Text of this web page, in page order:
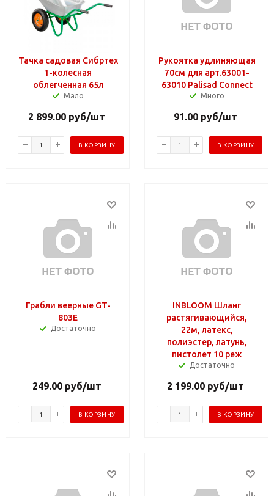
Тачка садовая Сибртех
1-колесная
облегченная 65л
Мало
2 899.00 руб/шт
В КОРЗИНУ
Рукоятка удлиняющая
70см для арт.63001-
63010 Palisad Connect
Много
91.00 руб/шт
В КОРЗИНУ
Грабли веерные GT-
803E
Достаточно
249.00руб/шт
В КОРЗИНУ
INBLOOM Шланг
растягивающийся,
22м, латекс,
полиэстер, латунь,
пистолет 10 реж
Достаточно
2 199.00 руб/шт
В КОРЗИНУ